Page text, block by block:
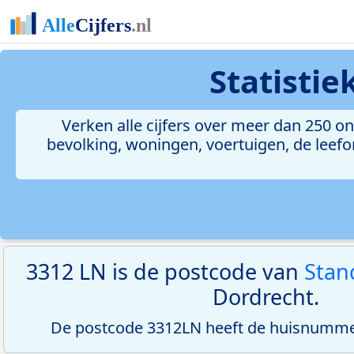
Verken alle cijfers over meer dan 250
bevolking, woningen, voertuigen, de
3312 LN is de postcode van
Dordrecht.
De postcode 3312LN heeft de